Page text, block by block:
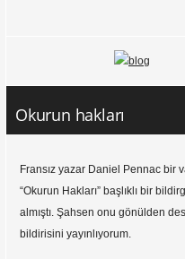
Okurun hakları
Fransız yazar Daniel Pennac bir
“Okurun Hakları” başlıklı bir
almıştı. Şahsen onu gönülden
bildirisini yayınlıyorum.